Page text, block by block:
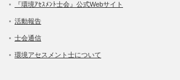
『環境ｱｾｽﾒﾝﾄ士会』公式Webサイト
活動報告
士会通信
環境アセスメント士について